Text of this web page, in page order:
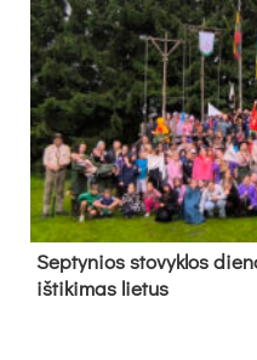
Sep­ty­nios sto­vyk­los
iš­ti­ki­mas lie­tus